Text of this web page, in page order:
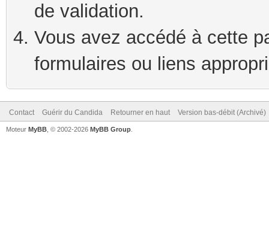
de validation.
Vous avez accédé à cette
formulaires ou liens
Contact Guérir du Candida Retourner en haut Version bas-débit (Archivé)
Moteur MyBB , © 2002-2026 MyBB Group